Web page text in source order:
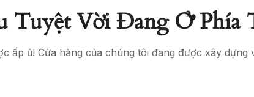
Tuyệt Vời Đang Ở Phía
ấp ủ! Cửa hàng của chúng tôi đang được xây dựng